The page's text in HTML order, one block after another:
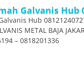
Intisolar
Polaris
Solahart
Galvanis Hub
Hub
METAL BAJA
– 0818201336